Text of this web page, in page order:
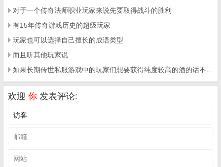
对于一个传奇法师职业玩家来说先要取得战斗的胜利
有15年传奇游戏历史的超级玩家
玩家也可以选择自己擅长的成语类型
而且听其他玩家说
欢迎 你 发表评论: